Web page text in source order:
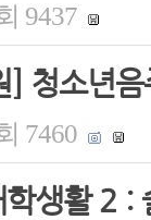
9437
] 청소년
7460
생활 2 :